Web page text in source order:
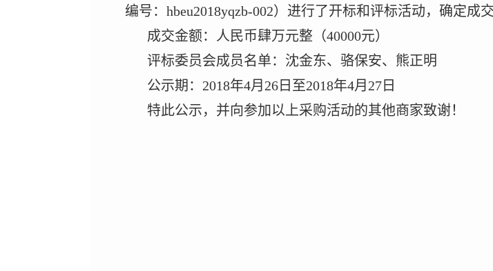
编号： hbeu2018yqzb-002） 进行了开标和评标活动，确定成
成交金额： 人民币肆万元整（40000元）
评标委员会成员名单： 沈金东、骆保安、 熊正明
公示期： 2018年4月 26 日至2018年4月 27 日
特此公示，并向参加以上采购活动的其他商家致谢！